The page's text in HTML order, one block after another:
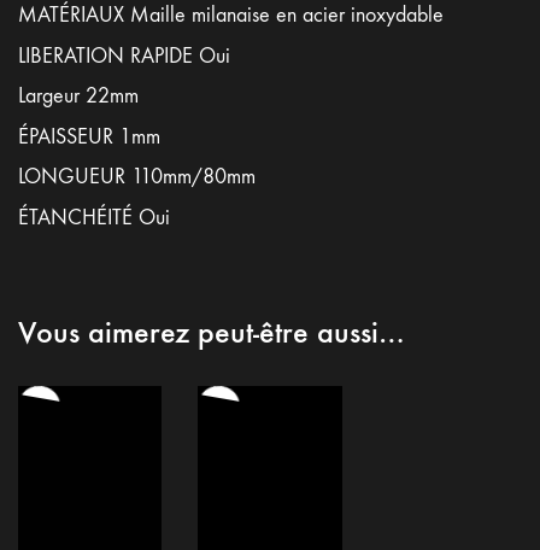
MATÉRIAUX Maille milanaise en acier inoxydable
LIBERATION RAPIDE Oui
Largeur 22mm
ÉPAISSEUR 1mm
LONGUEUR 110mm/80mm
ÉTANCHÉITÉ Oui
Vous aimerez peut-être aussi…